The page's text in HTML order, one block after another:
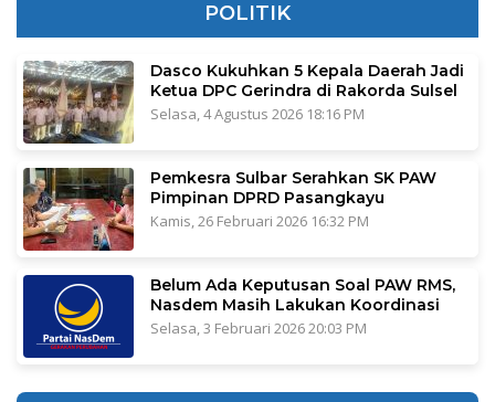
POLITIK
Dasco Kukuhkan 5 Kepala Daerah Jadi
Ketua DPC Gerindra di Rakorda Sulsel
Selasa, 4 Agustus 2026 18:16 PM
Pemkesra Sulbar Serahkan SK PAW
Pimpinan DPRD Pasangkayu
Kamis, 26 Februari 2026 16:32 PM
Belum Ada Keputusan Soal PAW RMS,
Nasdem Masih Lakukan Koordinasi
Selasa, 3 Februari 2026 20:03 PM